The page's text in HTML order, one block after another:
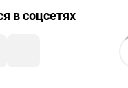
в соцсетях